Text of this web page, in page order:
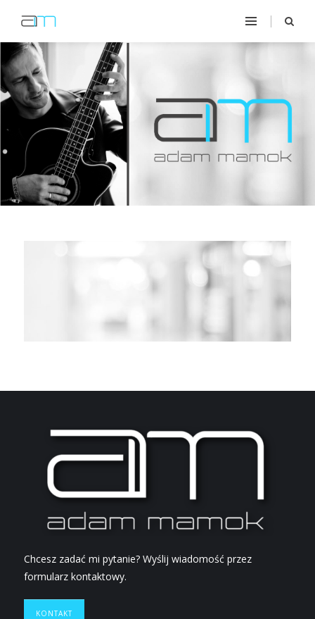
Chcesz zadać mi pytanie? Wyślij wiadomość przez
formularz kontaktowy.
KONTAKT